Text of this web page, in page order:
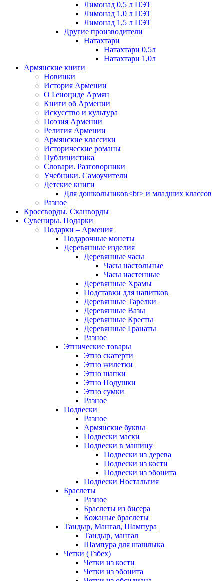
Лимонад 0,5 л ПЭТ
Лимонад 1,0 л ПЭТ
Лимонад 1,5 л ПЭТ
Другие производители
Натахтари
Натахтари 0,5л
Натахтари 1,0л
Армянские книги
Новинки
История Армении
О Геноциде Армян
Книги об Армении
Иcкусство и культура
Поэзия Армении
Религия Армении
Армянские классики
Исторические романы
Публицистика
Словари. Разговорники
Учебники. Самоучители
Детские книги
Для дошкольников<br> и младших классов
Разное
Кроссворды. Сканворды
Сувениры. Подарки
Подарки – Армения
Подарочные монеты
Деревянные изделия
Деревянные часы
Часы настольные
Часы настенные
Деревянные Храмы
Подставки для напитков
Деревянные Тарелки
Деревянные Вазы
Деревянные Кресты
Деревянные Гранаты
Разное
Этнические товары
Этно скатерти
Этно жилетки
Этно шапки
Этно Подушки
Этно сумки
Разное
Подвески
Разное
Армянские буквы
Подвески маски
Подвески в машину
Подвески из дерева
Подвески из кости
Подвески из эбонита
Подвески Ностальгия
Браслеты
Разное
Браслеты из бисера
Кожаные браслеты
Тандыр, Мангал, Шампура
Тандыр, мангал
Шампура для шашлыка
Четки (Тзбех)
Четки из кости
Четки из эбонита